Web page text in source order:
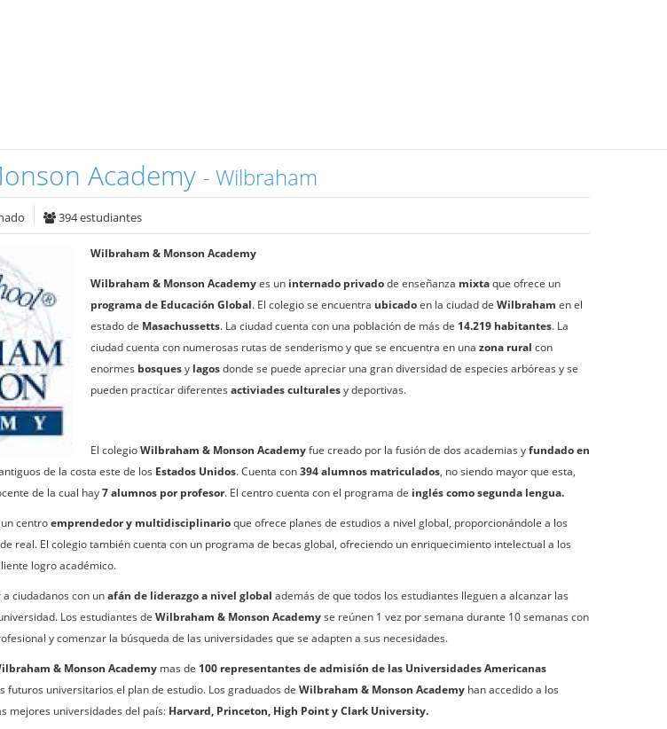
Academy - Wilbraham
394 estudiantes
Wilbraham & Monson Academy
Wilbraham & Monson Academyes un internado privadode enseñanza mixtaque ofrece un
programa de Educación Global. El colegio se encuentra ubicadoen la ciudad de Wilbraham en el
estado de Masachussetts. La ciudad cuenta con una población de más de 14.219 habitantes. La
ciudad cuenta con numerosas rutas de senderismo y que se encuentra en una zona rural con
enormes bosquesy lagosdonde se puede apreciar una gran diversidad de especies arbóreas y se
pueden practicar diferentes activiades culturalesy deportivas.
El colegioWilbraham & Monson Academyfue creado por la fusión de dos academias yfundado en
de la costa este de los Estados Unidos. Cuenta con394 alumnos matriculados, no siendo mayor que esta,
de la cual hay7 alumnos por profesor. El centro cuenta con el programa de inglés como segunda lengua.
centroemprendedor y multidisciplinarioque ofrece planes de estudios a nivel global, proporcionándole a los
real. El colegio también cuenta con un programa de becas global, ofreciendo un enriquecimiento intelectual a los
logro académico.
ciudadanos con unafán de liderazgo a nivel global además de que todos los estudiantes lleguen a alcanzar las
Los estudiantes de Wilbraham & Monson Academyse reúnen 1 vez por semana durante 10 semanas con
y comenzar la búsqueda de las universidades que se adapten a sus necesidades.
& Monson Academy mas de 100 representantes de admisión de las Universidades Americanas
futuros universitarios el plan de estudio. Los graduados de Wilbraham & Monson Academy han accedido a los
mejores universidades del país: Harvard, Princeton, High Point y Clark University.